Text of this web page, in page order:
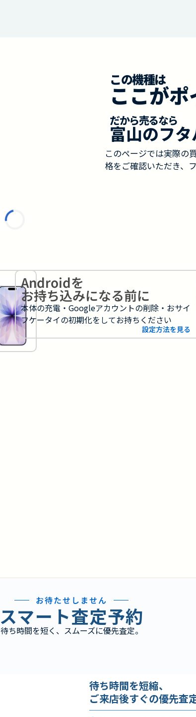
この機種は
ここがポ
だから売るなら
富山のフ
このページでは実際の
格をご確認いただき、
Androidを
お持ち込みになる前に
本体の充電・Googleアカウントの削除・おサイ
フケータイの初期化をしてお持ちください
設定方法を見る
お待たせしません
スマート査定予約
待ち時間を短く、スムーズに優先査定。
待ち時間を短縮、
ご来店後すぐの優先査